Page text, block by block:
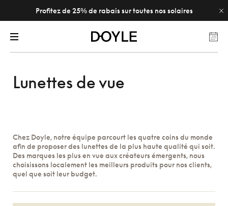
Profitez de 25% de rabais sur toutes nos solaires
Lunettes de vue
Chez Doyle, notre équipe parcourt les quatre coins du monde
afin de proposer des lunettes de la plus haute qualité qui soit.
Des marques les plus en vue aux créateurs émergents, nous
choisissons localement les meilleurs produits pour nos clients,
quel que soit leur budget.